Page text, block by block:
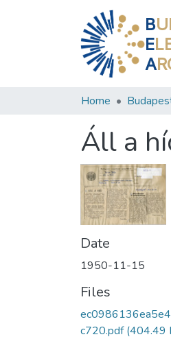
B
E
A
Home
Áll a
Date
1950-11-15
Files
c720.pdf(404.49